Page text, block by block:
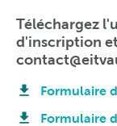
Téléchargez
d'inscription
Formulaire
Formulaire